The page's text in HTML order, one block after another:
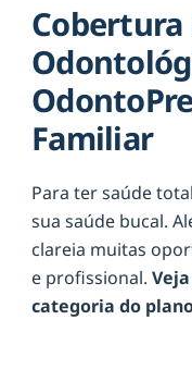
Cobertura
Familiar
Para ter saúde
sua saúde bucal.
clareia muitas
e profissional.
categoria do